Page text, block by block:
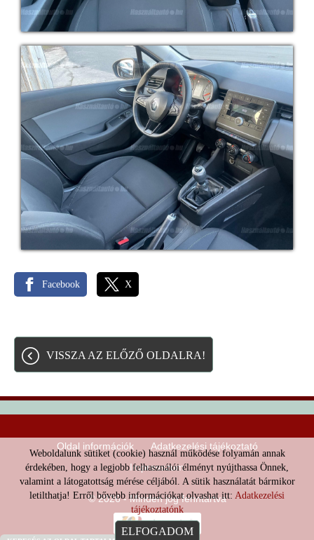
Facebook X
VISSZA AZ ELŐZŐ OLDALRA!
© 2026 - Minden jog fenntartva
Oldal információk
Adatkezelési tájékoztató
Impresszum
ELFOGADOM
Weboldalunk sütiket (cookie) használ működése folyamán annak
érdekében, hogy a legjobb felhasználói élményt nyújthassa Önnek,
valamint a látogatottság mérése céljából. A sütik használatát bármikor
letilthatja! Erről bővebb információkat olvashat itt: Adatkezelési
tájékoztatónk